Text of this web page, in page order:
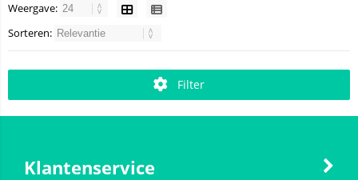
Weergave:
Sorteren:
Filter
Klantenservice